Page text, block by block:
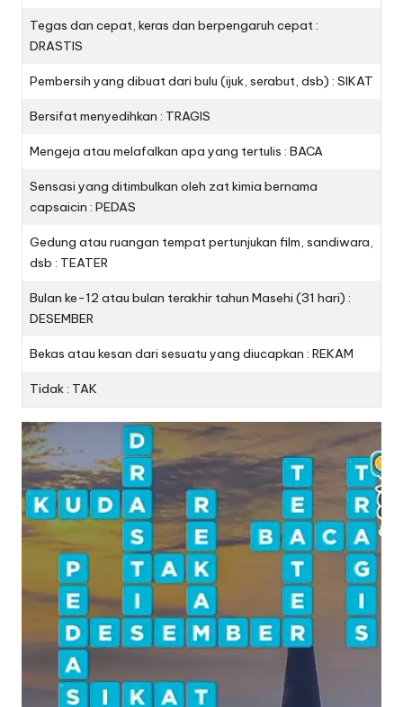
Tegas dan cepat, keras dan berpengaruh cepat :
DRASTIS
Pembersih yang dibuat dari bulu (ijuk, serabut, dsb) : SIKAT
Bersifat menyedihkan : TRAGIS
Mengeja atau melafalkan apa yang tertulis : BACA
Sensasi yang ditimbulkan oleh zat kimia bernama
capsaicin : PEDAS
Gedung atau ruangan tempat pertunjukan film, sandiwara,
dsb : TEATER
Bulan ke-12 atau bulan terakhir tahun Masehi (31 hari) :
DESEMBER
Bekas atau kesan dari sesuatu yang diucapkan : REKAM
Tidak : TAK